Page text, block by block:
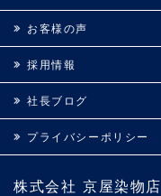
株式会社 京屋染物店
お客様の声
採用情報
社長ブログ
プライバシーポリシー